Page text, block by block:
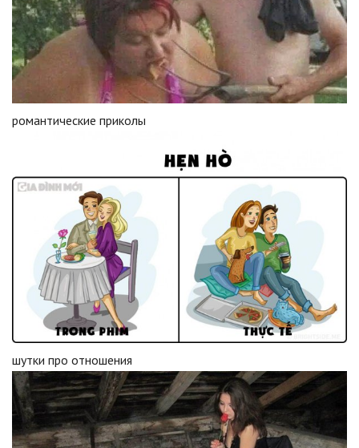
романтические приколы
шутки про отношения